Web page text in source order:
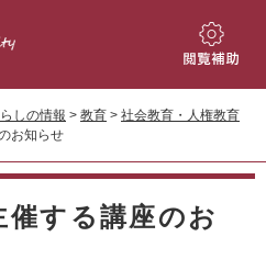
閲
補
らしの情報 > 教育 > 社会教育・人権教育
お知らせ
催する講座のお